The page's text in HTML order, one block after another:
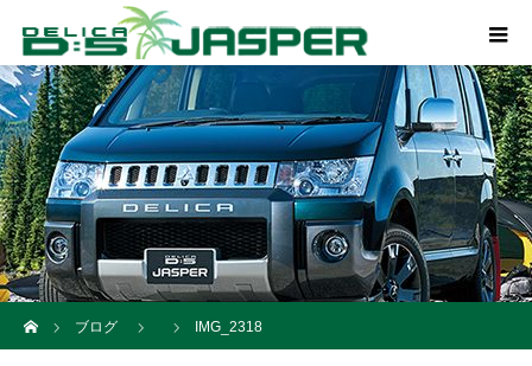
ブログ
IMG_2318